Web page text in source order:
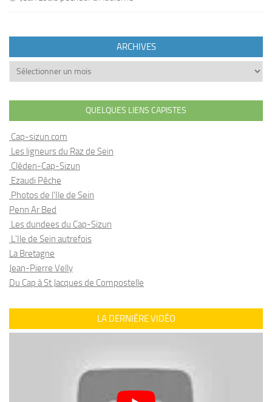
ARCHIVES
Archives
QUELQUES LIENS CAPISTES
Cap-sizun.com
Les ligneurs du Raz de Sein
Cléden-Cap-Sizun
Ezaudi Pêche
Photos de l'Ile de Sein
Penn Ar Bed
Les dundees du Cap-Sizun
L'Ile de Sein autrefois
La Bretagne
Jean-Pierre Velly
Du Cap à St Jacques de Compostelle
LA DERNIÈRE VIDÉO